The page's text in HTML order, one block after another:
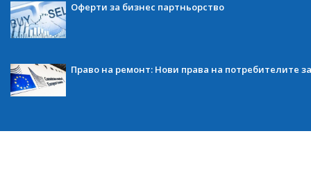
Оферти за бизнес партньорство
Право на ремонт: Нови права на потребителите